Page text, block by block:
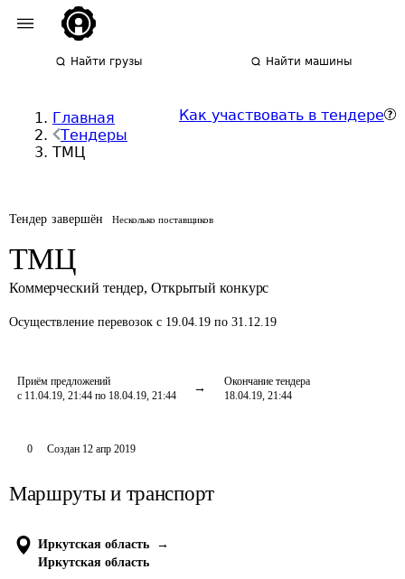
Найти грузы Найти машины
Главная
Тендеры
ТМЦ
Как участвовать в тендере
Тендер завершён Несколько поставщиков
ТМЦ
Коммерческий тендер, Открытый конкурс
Осуществление перевозок с 19.04.19 по 31.12.19
Приём предложений
с 11.04.19, 21:44 по 18.04.19, 21:44
Окончание тендера
18.04.19, 21:44
0 Создан 12 апр 2019
Маршруты и транспорт
Иркутская область
→
Иркутская область